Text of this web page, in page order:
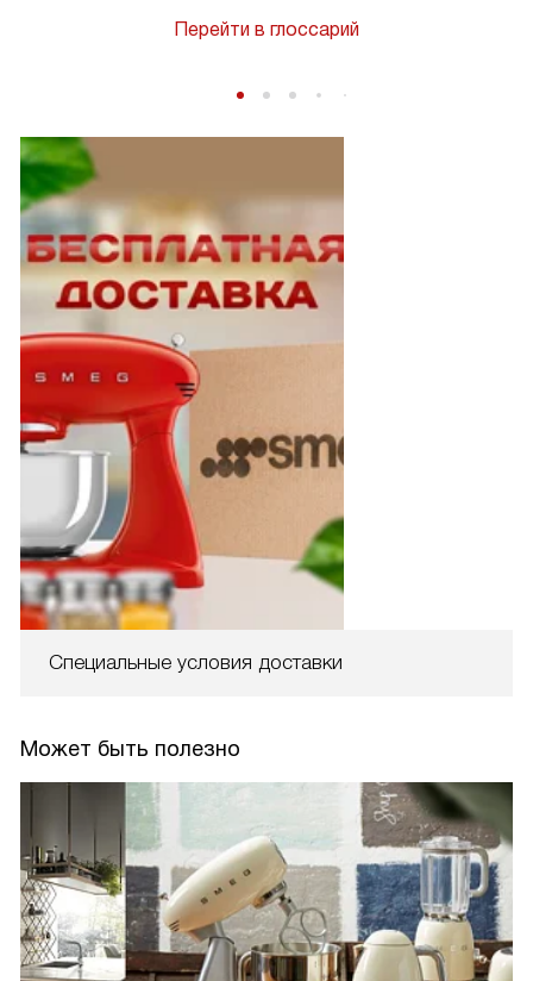
Перейти в глоссарий
Специальные условия доставки
Может быть полезно